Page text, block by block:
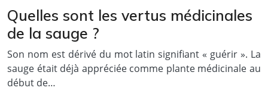
Quelles sont les vertus médicinales
de la sauge ?
Son nom est dérivé du mot latin signifiant « guérir ». La
sauge était déjà appréciée comme plante médicinale au
début de…